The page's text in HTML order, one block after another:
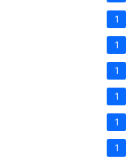
1
1
1
1
1
1